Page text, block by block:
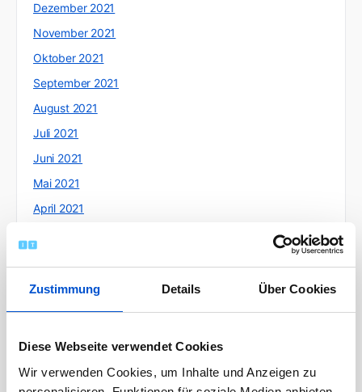
Zustimmung Details Über Cookies
Diese Webseite verwendet Cookies
Wir verwenden Cookies, um Inhalte und Anzeigen zu
Dezember 2021
November 2021
Oktober 2021
September 2021
August 2021
Juli 2021
Juni 2021
Mai 2021
April 2021
Januar 2021
Dezember 2020